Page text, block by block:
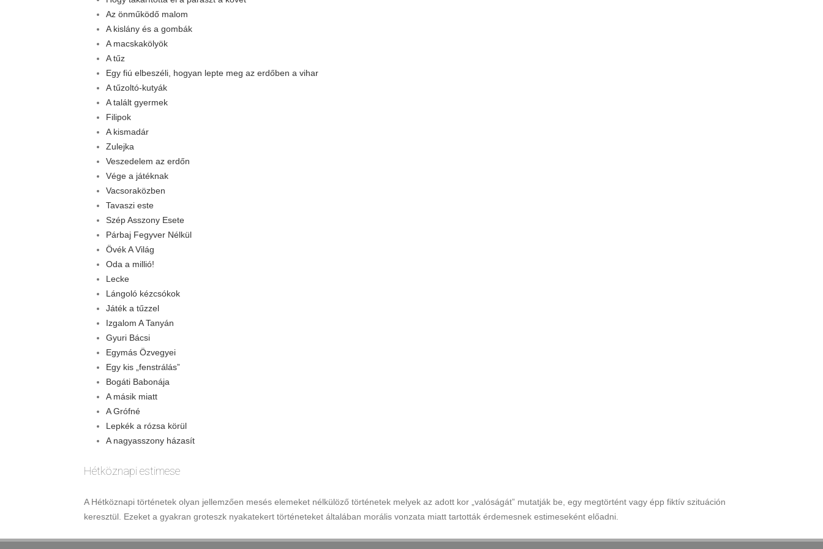
Az önműködő malom
A kislány és a gombák
A macskakölyök
A tűz
Egy fiú elbeszéli, hogyan lepte meg az erdőben a vihar
A tűzoltó-kutyák
A talált gyermek
Filipok
A kismadár
Zulejka
Veszedelem az erdőn
Vége a játéknak
Vacsoraközben
Tavaszi este
Szép Asszony Esete
Párbaj Fegyver Nélkül
Övék A Világ
Oda a millió!
Lecke
Lángoló kézcsókok
Játék a tűzzel
Izgalom A Tanyán
Gyuri Bácsi
Egymás Özvegyei
Egy kis „fenstrálás”
Bogáti Babonája
A másik miatt
A Grófné
Lepkék a rózsa körül
A nagyasszony házasít
Hétköznapi estimese
A Hétköznapi történetek olyan jellemzően mesés elemeket nélkülöző történetek melyek az adott kor „valóságát” mutatják be, egy megtörtént vagy épp fiktív szituáción
keresztül. Ezeket a gyakran groteszk nyakatekert történeteket általában morális vonzata miatt tartották érdemesnek estimeseként előadni.